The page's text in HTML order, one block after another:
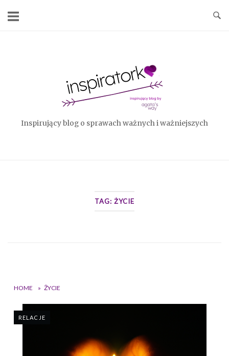
Inspirujący blog o sprawach ważnych i ważniejszych
TAG: ŻYCIE
HOME » ŻYCIE
RELACJE